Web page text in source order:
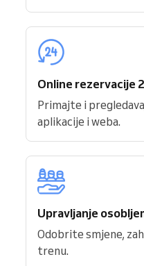
Online rezervacije
Primajte i
aplikacije i weba.
Upravljanje
Odobrite smjene,
trenu.